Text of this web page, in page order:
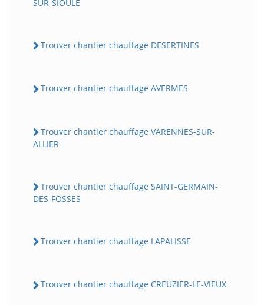
SUR-SIOULE
Trouver chantier chauffage DESERTINES
Trouver chantier chauffage AVERMES
Trouver chantier chauffage VARENNES-SUR-
ALLIER
Trouver chantier chauffage SAINT-GERMAIN-
DES-FOSSES
Trouver chantier chauffage LAPALISSE
Trouver chantier chauffage CREUZIER-LE-VIEUX